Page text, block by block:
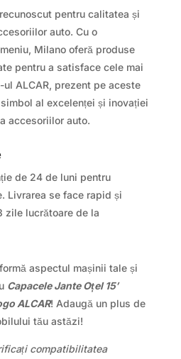
pentru calitatea și
auto. Cu o
Milano oferă produse
pentru a satisface cele mai
ALCAR, prezent pe aceste
al excelenței și inovației
accesoriilor auto.
de 24 de luni pentru
Livrarea se face rapid și
zile lucrătoare de la
aspectul mașinii tale și
Capacele Jante Oțel 15′
ALCAR! Adaugă un plus de
tău astăzi!
compatibilitatea